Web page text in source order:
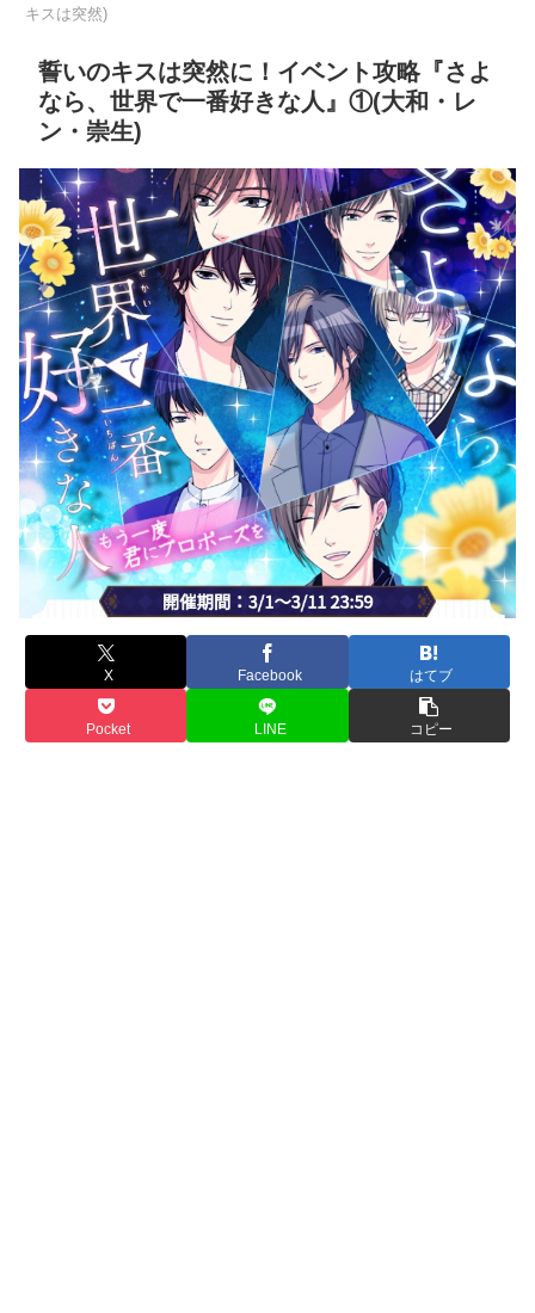
キスは突然)
誓いのキスは突然に！イベント攻略『さよ
なら、世界で一番好きな人』①(大和・レ
ン・崇生)
X Facebook はてブ
Pocket LINE コピー